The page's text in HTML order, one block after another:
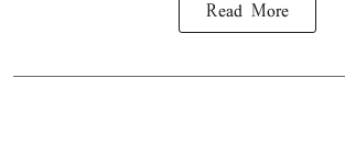
Read More